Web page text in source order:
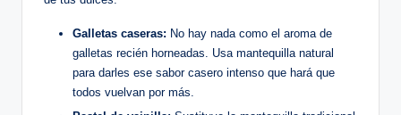
Galletas caseras: No hay nada como el aroma de
galletas recién horneadas. Usa mantequilla natural
para darles ese sabor casero intenso que hará que
todos vuelvan por más.